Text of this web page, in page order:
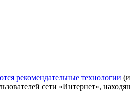
рекомендательные технологии
сети «Интернет»,